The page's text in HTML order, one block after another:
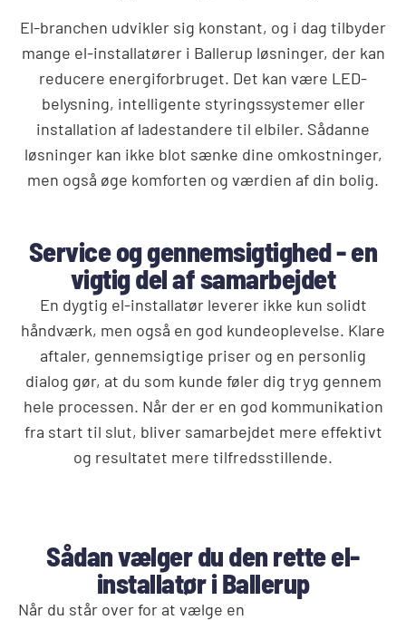
El-branchen udvikler sig konstant, og i dag tilbyder
mange el-installatører i Ballerup løsninger, der kan
reducere energiforbruget. Det kan være LED-
belysning, intelligente styringssystemer eller
installation af ladestandere til elbiler. Sådanne
løsninger kan ikke blot sænke dine omkostninger,
men også øge komforten og værdien af din bolig.
Service og gennemsigtighed - en
vigtig del af samarbejdet
En dygtig el-installatør leverer ikke kun solidt
håndværk, men også en god kundeoplevelse. Klare
aftaler, gennemsigtige priser og en personlig
dialog gør, at du som kunde føler dig tryg gennem
hele processen. Når der er en god kommunikation
fra start til slut, bliver samarbejdet mere effektivt
og resultatet mere tilfredsstillende.
Sådan vælger du den rette el-
installatør i Ballerup
Når du står over for at vælge en